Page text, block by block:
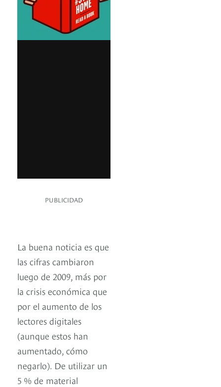
PUBLICIDAD
La buena noticia es que
las cifras cambiaron
luego de 2009, más por
la crisis económica que
por el aumento de los
lectores digitales
(aunque estos han
aumentado, cómo
negarlo). De utilizar un
5 % de material